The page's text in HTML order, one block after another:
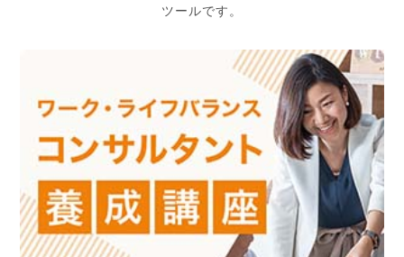
ツールです。